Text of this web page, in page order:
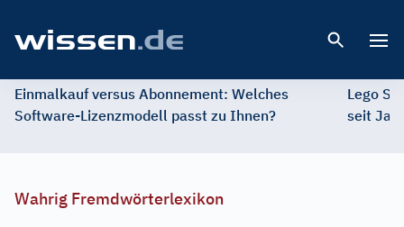
Einmalkauf versus Abonnement: Welches
Software-Lizenzmodell passt zu Ihnen?
Lego
seit
Wahrig Fremdwörterlexikon